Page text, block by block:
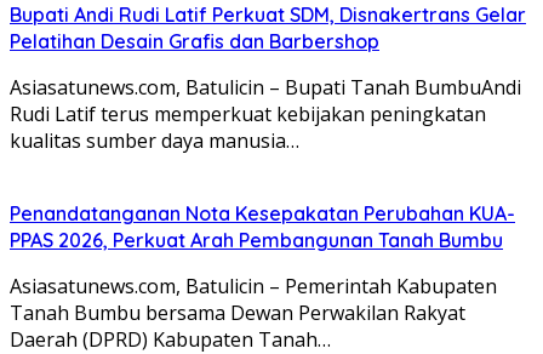
Bupati Andi Rudi Latif Perkuat SDM, Disnakertrans Gelar
Pelatihan Desain Grafis dan Barbershop
Asiasatunews.com, Batulicin – Bupati Tanah BumbuAndi
Rudi Latif terus memperkuat kebijakan peningkatan
kualitas sumber daya manusia…
Penandatanganan Nota Kesepakatan Perubahan KUA-
PPAS 2026, Perkuat Arah Pembangunan Tanah Bumbu
Asiasatunews.com, Batulicin – Pemerintah Kabupaten
Tanah Bumbu bersama Dewan Perwakilan Rakyat
Daerah (DPRD) Kabupaten Tanah…